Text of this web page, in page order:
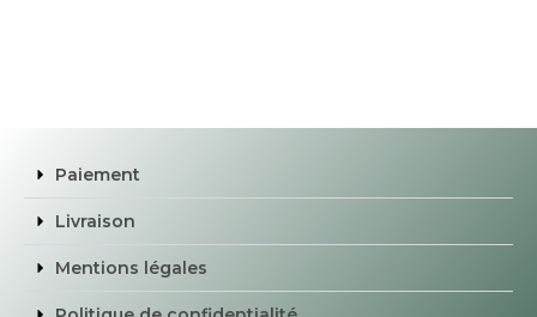
Paiement
Livraison
Mentions légales